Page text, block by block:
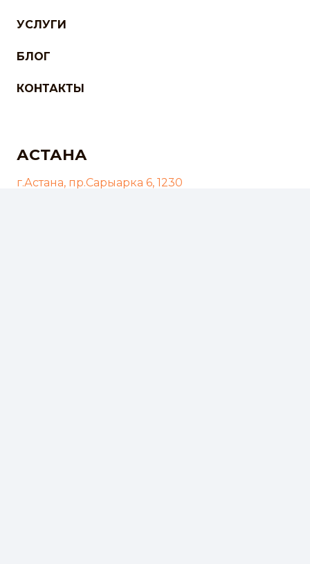
УСЛУГИ
БЛОГ
КОНТАКТЫ
АСТАНА
г.Астана, пр.Сарыарка 6, 1230